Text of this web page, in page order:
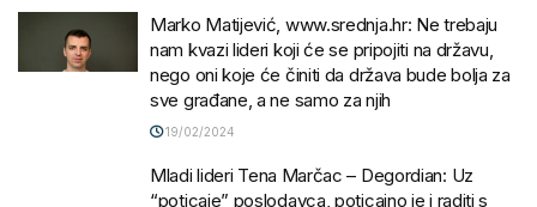
Marko Matijević, www.srednja.hr: Ne trebaju
nam kvazi lideri koji će se pripojiti na državu,
nego oni koje će činiti da država bude bolja za
sve građane, a ne samo za njih
19/02/2024
Mladi lideri Tena Marčac – Degordian: Uz
“poticaje” poslodavca, poticajno je i raditi s